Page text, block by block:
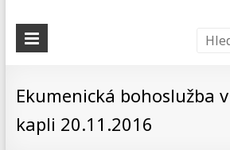
Ekumenická bohoslužba
kapli 20.11.2016